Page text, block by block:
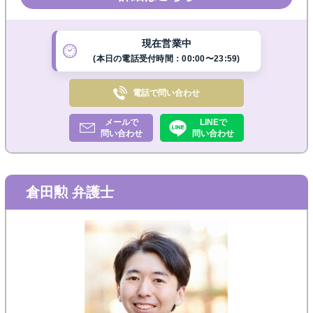
ル・オンライン相談可◎
現在営業中
(本日の電話受付時間：00:00〜23:59)
電話で問い合わせ
メールで
問い合わせ
LINEで
問い合わせ
倉田勲 弁護士